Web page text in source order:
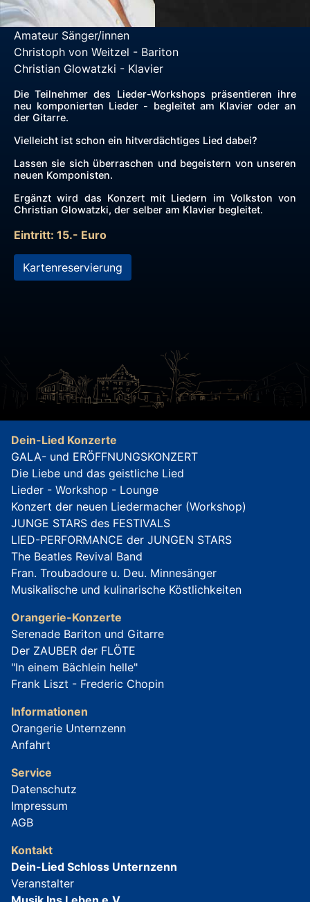
Amateur Sänger/innen
Christoph von Weitzel - Bariton
Christian Glowatzki - Klavier
Die Teilnehmer des Lieder-Workshops präsentieren ihre
neu komponierten Lieder - begleitet am Klavier oder an
der Gitarre.
Vielleicht ist schon ein hitverdächtiges Lied dabei?
Lassen sie sich überraschen und begeistern von unseren
neuen Komponisten.
Ergänzt wird das Konzert mit Liedern im Volkston von
Christian Glowatzki, der selber am Klavier begleitet.
Eintritt: 15.- Euro
Kartenreservierung
Dein-Lied Konzerte
GALA- und ERÖFFNUNGSKONZERT
Die Liebe und das geistliche Lied
Lieder - Workshop - Lounge
Konzert der neuen Liedermacher (Workshop)
JUNGE STARS des FESTIVALS
LIED-PERFORMANCE der JUNGEN STARS
The Beatles Revival Band
Fran. Troubadoure u. Deu. Minnesänger
Musikalische und kulinarische Köstlichkeiten
Orangerie-Konzerte
Serenade Bariton und Gitarre
Der ZAUBER der FLÖTE
"In einem Bächlein helle"
Frank Liszt - Frederic Chopin
Informationen
Orangerie Unternzenn
Anfahrt
Service
Datenschutz
Impressum
AGB
Kontakt
Dein-Lied Schloss Unternzenn
Veranstalter